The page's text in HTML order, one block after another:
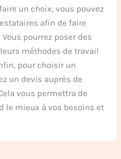
un choix, vous pouvez
afin de faire
pourrez poser des
méthodes de travail
pour choisir un
un devis auprès de
vous permettra de
le mieux à vos besoins et